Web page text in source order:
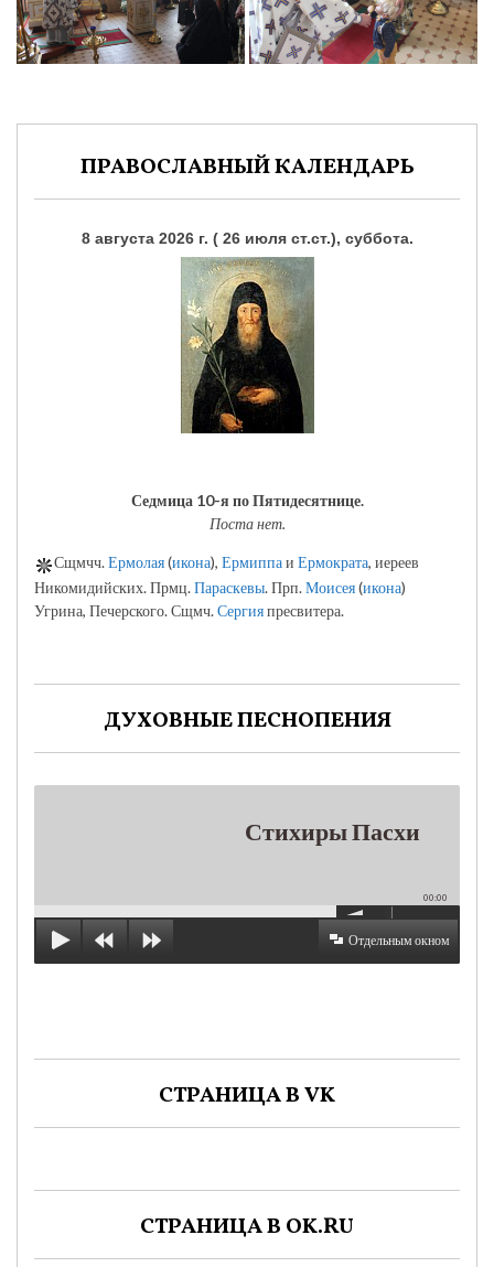
ПРАВОСЛАВНЫЙ КАЛЕНДАРЬ
8 августа 2026 г. ( 26 июля ст.ст.), суббота.
Седмица 10-я по Пятидесятнице.
Поста нет.
Сщмчч.Ермолая(икона), Ермиппаи Ермократа, иереев
Никомидийских. Прмц.Параскевы. Прп.Моисея(икона)
Угрина, Печерского. Сщмч.Сергияпресвитера.
ДУХОВНЫЕ ПЕСНОПЕНИЯ
Стихиры Пасхи
00:00
Отдельным окном
СТРАНИЦА В VK
СТРАНИЦА В OK.RU